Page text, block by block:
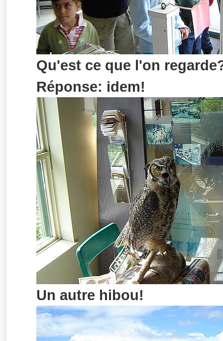
Qu'est ce que l'on
Réponse: idem!
Un autre hibou!